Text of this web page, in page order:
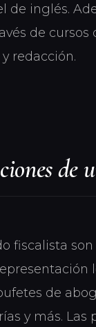
de inglés.
de
redacción.
de
fiscalista
de
y más.